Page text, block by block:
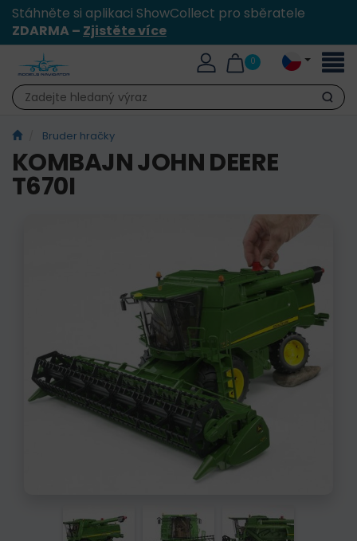
Stáhněte si aplikaci ShowCollect pro sběratele
ZDARMA – Zjistěte více
0
Hledat
Bruder hračky
KOMBAJN JOHN DEERE
T670I